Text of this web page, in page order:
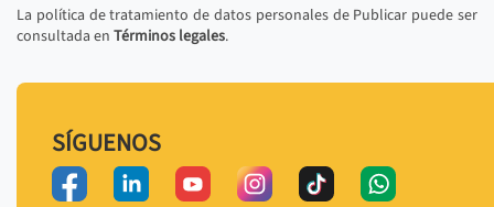
La política de tratamiento de datos personales de Publicar puede ser
consultada en Términos legales.
SÍGUENOS